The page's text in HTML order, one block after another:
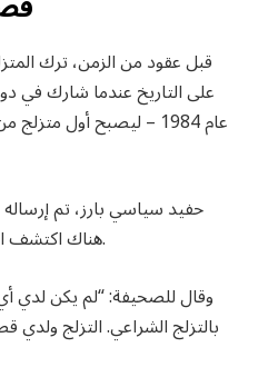
قبل عقود من الزمن، ترك
على التاريخ عندما شارك في
عام 1984 – ليصبح أول
حفيد سياسي بارز، تم
هناك اكتشف التزلج في عطلات نهاية الأسبوع.
وقال للصحيفة: “لم يكن لدي
بالتزلج الشراعي. التزلج